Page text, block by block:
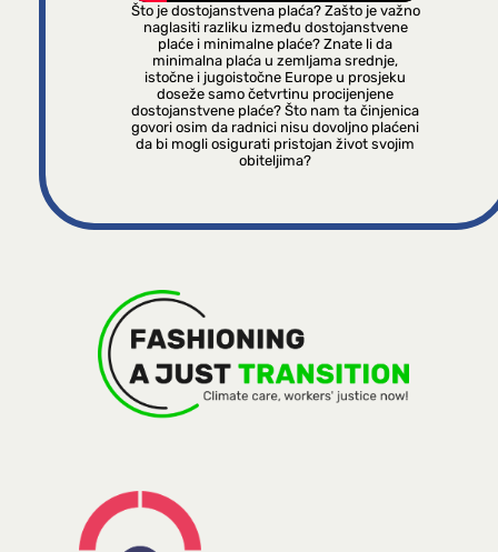
Što je dostojanstvena plaća? Zašto je važno
naglasiti razliku između dostojanstvene
plaće i minimalne plaće? Znate li da
minimalna plaća u zemljama srednje,
istočne i jugoistočne Europe u prosjeku
doseže samo četvrtinu procijenjene
dostojanstvene plaće? Što nam ta činjenica
govori osim da radnici nisu dovoljno plaćeni
da bi mogli osigurati pristojan život svojim
obiteljima?